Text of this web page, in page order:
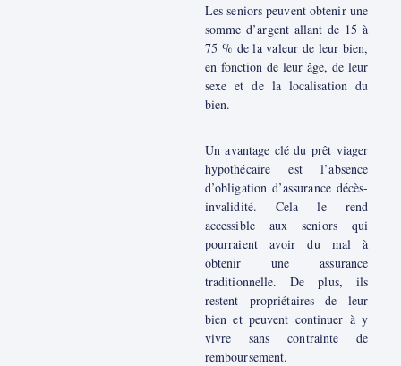
Les seniors peuvent obtenir une
somme d’argent allant de 15 à
75 % de la valeur de leur bien,
en fonction de leur âge, de leur
sexe et de la localisation du
bien.
Un avantage clé du prêt viager
hypothécaire est l’absence
d’obligation d’assurance décès-
invalidité. Cela le rend
accessible aux seniors qui
pourraient avoir du mal à
obtenir une assurance
traditionnelle. De plus, ils
restent propriétaires de leur
bien et peuvent continuer à y
vivre sans contrainte de
remboursement.